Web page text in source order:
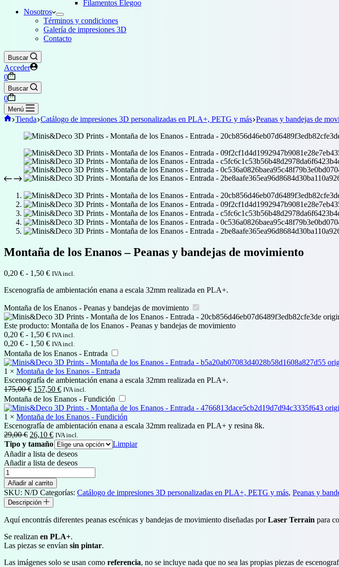
Filamentos Elegoo
Nosotros
Términos y condiciones
Galería de impresiones 3D
Contacto
Buscar
Acceder
Carro
de
compra
0
Buscar
Carro
de
compra
0
Menú
Inicio
Tienda Catálogo de impresiones 3D personalizadas en PLA+, PETG y más Peanas y bandejas de
Montaña de los Enanos – Peanas y bandejas de movimiento
0,20 € - 1,50 €Rango
precios:
0,20 €
hasta
1,50 €
IVA incl.
Escenografía de ambientación enana a escala 32mm realizada en PLA+.
Montaña de los Enanos - Peanas y bandejas de movimiento
Este producto: Montaña de los Enanos - Peanas y bandejas de movimiento
0,20 € - 1,50 €Rango
de
precios:
desde
0,20 €
hasta
1,50 €
IVA incl.
0,20 € - 1,50 €Rango
de
precios:
desde
0,20 €
hasta
1,50 €
IVA incl.
Montaña de los Enanos - Entrada
1 × Montaña de los Enanos - Entrada
Escenografía de ambientación enana a escala 32mm realizada en PLA+.
175,00€ El
precio
original
era:
175,00 €.
157,50 €El
precio
actual
es:
157,50 €.
IVA incl.
Montaña de los Enanos - Fundición
1 × Montaña de los Enanos - Fundición
Escenografía de ambientación enana a escala 32mm realizada en PLA+ y resina 8k.
29,00€ El
precio
original
era:
29,00 €.
26,10 €El
precio
actual
es:
26,10 €.
IVA incl.
Tipo y tamaño
Limpiar
Añadir a lista de deseos
Añadir a lista de deseos
Montaña
de
los
Enanos
-
Peanas
y
bandejas
de
movimiento
cantidad
Añadir al carrito
SKU: N/D Categorías: Catálogo de impresiones 3D personalizadas en PLA+, PETG y más, Peanas y
Descripción
Aquí encontrás diferentes peanas escénicas y bandejas de movimiento diseñadas porLaser Terrain para
Se realizan en PLA+.
Las piezas se envían sin pintar.
Las imágenes solo se usan como referencia, no se incluye nada que no sea las propias piezas de